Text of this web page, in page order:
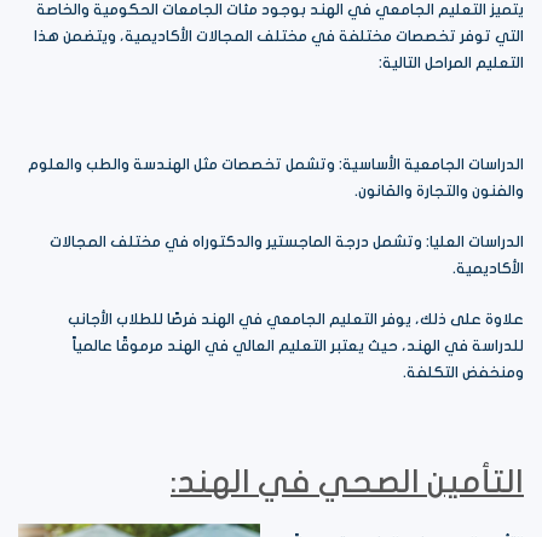
يتميز التعليم الجامعي في الهند بوجود مئات الجامعات الحكومية والخاصة
التي توفر تخصصات مختلفة في مختلف المجالات الأكاديمية، ويتضمن هذا
التعليم المراحل التالية:
الدراسات الجامعية الأساسية: وتشمل تخصصات مثل الهندسة والطب والعلوم
والفنون والتجارة والقانون.
الدراسات العليا: وتشمل درجة الماجستير والدكتوراه في مختلف المجالات
الأكاديمية.
علاوة على ذلك، يوفر التعليم الجامعي في الهند فرصًا للطلاب الأجانب
للدراسة في الهند، حيث يعتبر التعليم العالي في الهند مرموقًا عالمياً
ومنخفض التكلفة.
التأمين الصحي في الهند: